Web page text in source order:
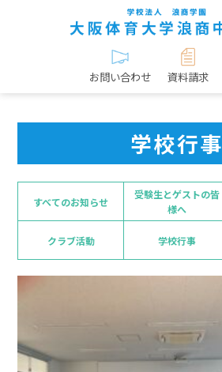
お問い合わせ 資料請求
学校行事
すべてのお知らせ
受験生とゲストの皆
様へ
クラブ活動 学校行事